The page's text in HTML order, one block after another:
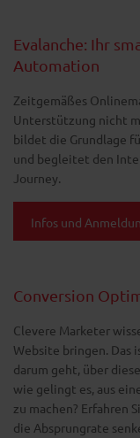
Evalanche: Ihr
Automation
Zeitgemäßes
Unterstützung nicht
bildet die Grundlage
und begleitet den
Journey.
Infos und
Conversion
Clevere Marketer
Website bringen. Das
darum geht, über
wie gelingt es, aus
zu machen? Erfahren
die Absprungrate